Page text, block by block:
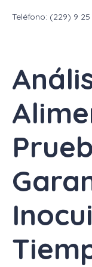
Teléfono: (229) 9